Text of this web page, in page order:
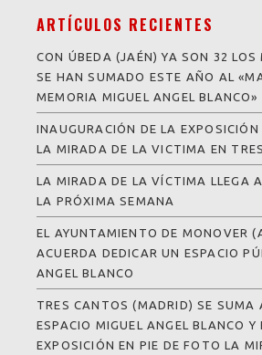
ARTÍCULOS RECIENTES
CON ÚBEDA (JAÉN) YA SON 32 LOS
SE HAN SUMADO ESTE AÑO AL
MEMORIA MIGUEL ANGEL BLANCO»
INAUGURACIÓN DE LA
LA MIRADA DE LA VICTIMA EN
LA MIRADA DE LA VÍCTIMA LLEGA
LA PRÓXIMA SEMANA
EL AYUNTAMIENTO DE MONOVER
ACUERDA DEDICAR UN ESPACIO
ANGEL BLANCO
TRES CANTOS (MADRID) SE SUMA
ESPACIO MIGUEL ANGEL BLANCO Y
EXPOSICIÓN EN PIE DE FOTO LA